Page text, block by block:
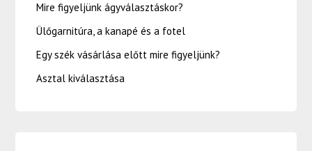
Mire figyeljünk ágyválasztáskor?
Ülőgarnitúra, a kanapé és a fotel
Egy szék vásárlása előtt mire figyeljünk?
Asztal kiválasztása